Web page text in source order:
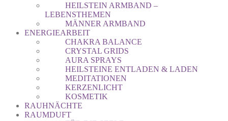
HEILSTEIN ARMBAND –
LEBENSTHEMEN
MÄNNER ARMBAND
ENERGIEARBEIT
CHAKRA BALANCE
CRYSTAL GRIDS
AURA SPRAYS
HEILSTEINE ENTLADEN & LADEN
MEDITATIONEN
KERZENLICHT
KOSMETIK
RAUHNÄCHTE
RAUMDUFT